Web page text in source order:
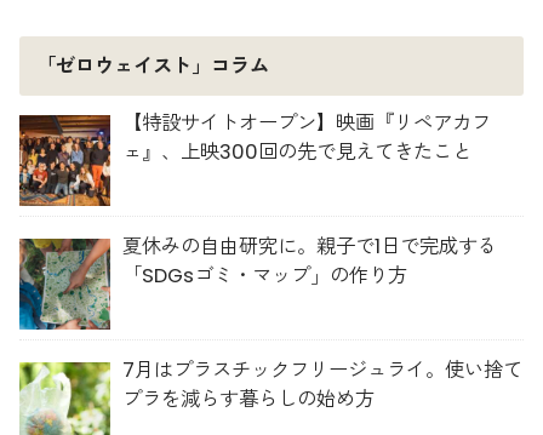
「ゼロウェイスト」コラム
【特設サイトオープン】映画『リペアカフ
ェ』、上映300回の先で見えてきたこと
夏休みの自由研究に。親子で1日で完成する
「SDGsゴミ・マップ」の作り方
7月はプラスチックフリージュライ。使い捨て
プラを減らす暮らしの始め方